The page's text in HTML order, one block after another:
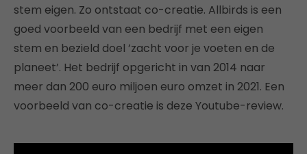
stem eigen. Zo ontstaat co-creatie. Allbirds is een
goed voorbeeld van een bedrijf met een eigen
stem en bezield doel ’zacht voor je voeten en de
planeet’. Het bedrijf opgericht in van 2014 naar
meer dan 200 euro miljoen euro omzet in 2021. Een
voorbeeld van co-creatie is deze Youtube-review.